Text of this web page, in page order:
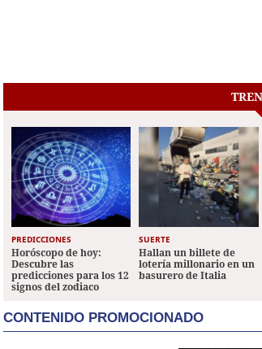
PREDICCIONES
Horóscopo de hoy:
Descubre las
predicciones para los 12
signos del zodiaco
SUERTE
Hallan un billete de
lotería millonario en un
basurero de Italia
CONTENIDO PROMOCIONADO